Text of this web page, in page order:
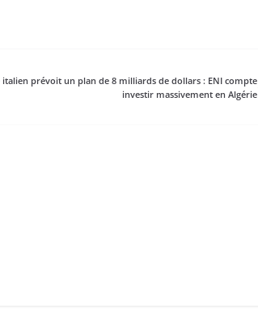
italien prévoit un plan de 8 milliards de dollars : ENI compte
investir massivement en Algérie